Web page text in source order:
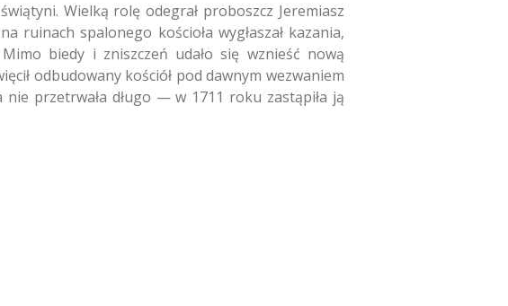
Wielką rolę odegrał proboszcz Jeremiasz
ruinach spalonego kościoła wygłaszał kazania,
biedy i zniszczeń udało się wznieść nową
odbudowany kościół pod dawnym wezwaniem
przetrwała długo — w 1711 roku zastąpiła ją